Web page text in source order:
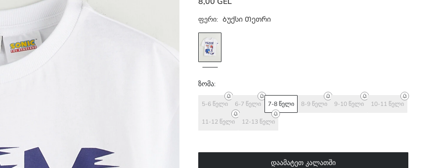
ფერი: Ბუქსი Თეთრი
ზომა:
5-6 წელი 6-7 წელი 7-8 წელი 8-9 წელი 9-10 წელი 10-11 წელი
11-12 წელი 12-13 წელი
დაამატეთ კალათში